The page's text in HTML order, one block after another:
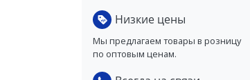
Низкие цены
Мы предлагаем товары в розницу
по оптовым ценам.